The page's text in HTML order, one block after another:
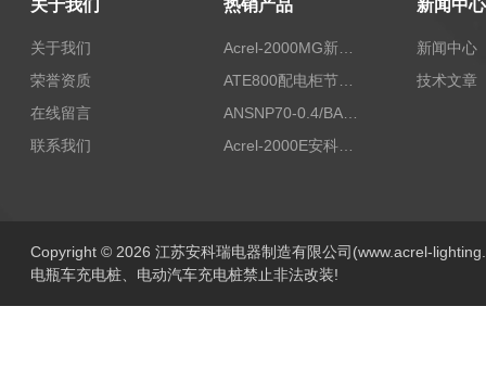
关于我们
关于我们
荣誉资质
在线留言
联系我们
热销产品
Acrel-2000MG新能源消纳安科瑞微电网能量管理系统
ATE800配电柜节点无线测温/表带捆绑/无源感应取电
ANSNP70-0.4/BANSNP中线安防保护器 治理三相不平衡
Acrel-2000E安科瑞Acrel配电室综合监控系统
新闻中心
新闻中心
技术文章
Copyright © 2026 江苏安科瑞电器制造有限公司(www.acrel-
电瓶车充电桩、电动汽车充电桩禁止非法改装!